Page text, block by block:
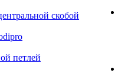
скобой
петлей